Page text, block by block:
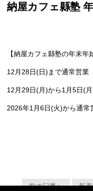
納屋カフェ縣塾
【納屋カフェ縣塾の年末
12月28日(日)まで通常営業
12月29日(月)から1月5日(
2026年1月6日(火)から通常
前の記事へ 新